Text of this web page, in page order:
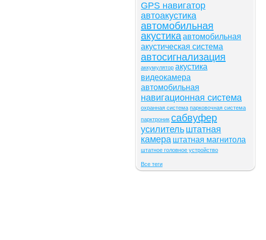
GPS навигатор
автоакустика
автомобильная
акустикаавтомобильная
акустическая система
автосигнализация
аккумулятор акустика
видеокамера
автомобильная
навигационная система
охранная система парковочная система
парктроник сабвуфер
усилитель штатная
камера штатная магнитола
штатное головное устройство
Все теги